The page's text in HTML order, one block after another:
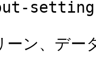
ン、デー